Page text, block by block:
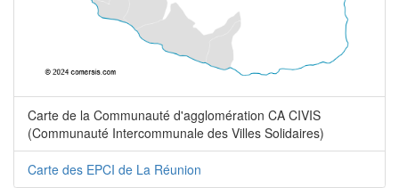
Carte de la Communauté d'agglomération CA CIVIS
(Communauté Intercommunale des Villes Solidaires)
Carte des EPCI de La Réunion